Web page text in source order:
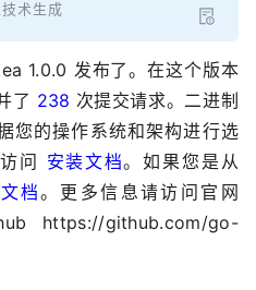
术生成
1.0.0 发布了。在这个版本
了 238 次提交请求。二进制
您的操作系统和架构进行选
问 安装文档。如果您是从
档。更多信息请访问官网
https://github.com/go-